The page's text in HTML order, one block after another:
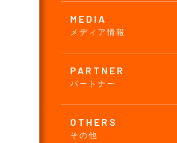
MEDIA
メディア情報
PARTNER
パートナー
OTHERS
その他